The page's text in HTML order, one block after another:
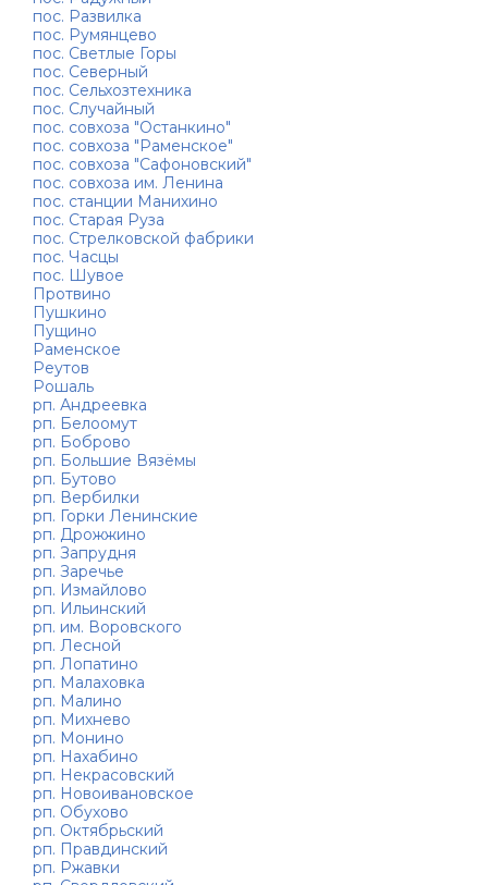
пос. Развилка
пос. Румянцево
пос. Светлые Горы
пос. Северный
пос. Сельхозтехника
пос. Случайный
пос. совхоза "Останкино"
пос. совхоза "Раменское"
пос. совхоза "Сафоновский"
пос. совхоза им. Ленина
пос. станции Манихино
пос. Старая Руза
пос. Стрелковской фабрики
пос. Часцы
пос. Шувое
Протвино
Пушкино
Пущино
Раменское
Реутов
Рошаль
рп. Андреевка
рп. Белоомут
рп. Боброво
рп. Большие Вязёмы
рп. Бутово
рп. Вербилки
рп. Горки Ленинские
рп. Дрожжино
рп. Запрудня
рп. Заречье
рп. Измайлово
рп. Ильинский
рп. им. Воровского
рп. Лесной
рп. Лопатино
рп. Малаховка
рп. Малино
рп. Михнево
рп. Монино
рп. Нахабино
рп. Некрасовский
рп. Новоивановское
рп. Обухово
рп. Октябрьский
рп. Правдинский
рп. Ржавки